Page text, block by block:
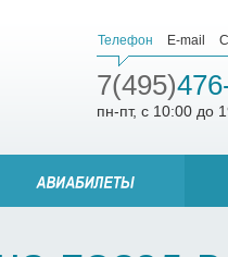
Телефон E-mail
7(495)
пн-пт, с 10:00 до